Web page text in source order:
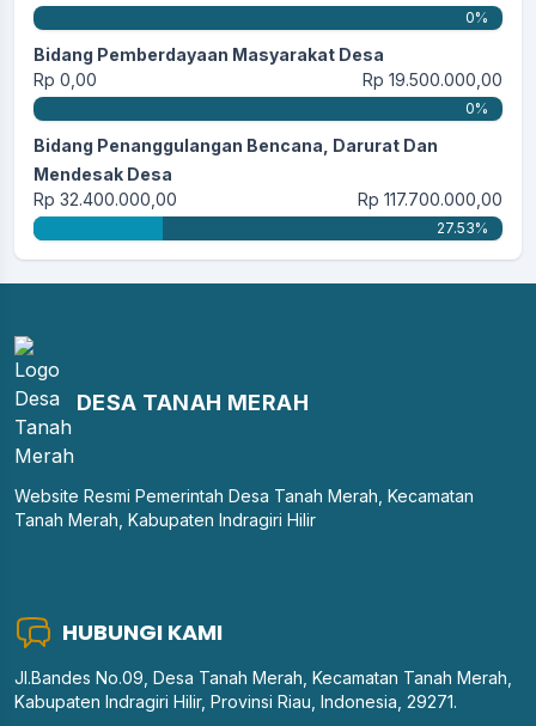
0%
Bidang Pemberdayaan Masyarakat Desa
Rp 0,00
Rp 19.500.000,00
0%
Bidang Penanggulangan Bencana, Darurat Dan
Mendesak Desa
Rp 32.400.000,00
Rp 117.700.000,00
27.53%
DESA TANAH MERAH
Website Resmi Pemerintah Desa Tanah Merah, Kecamatan
Tanah Merah, Kabupaten Indragiri Hilir
HUBUNGI KAMI
Jl.Bandes No.09, Desa Tanah Merah, Kecamatan Tanah Merah,
Kabupaten Indragiri Hilir, Provinsi Riau, Indonesia, 29271.